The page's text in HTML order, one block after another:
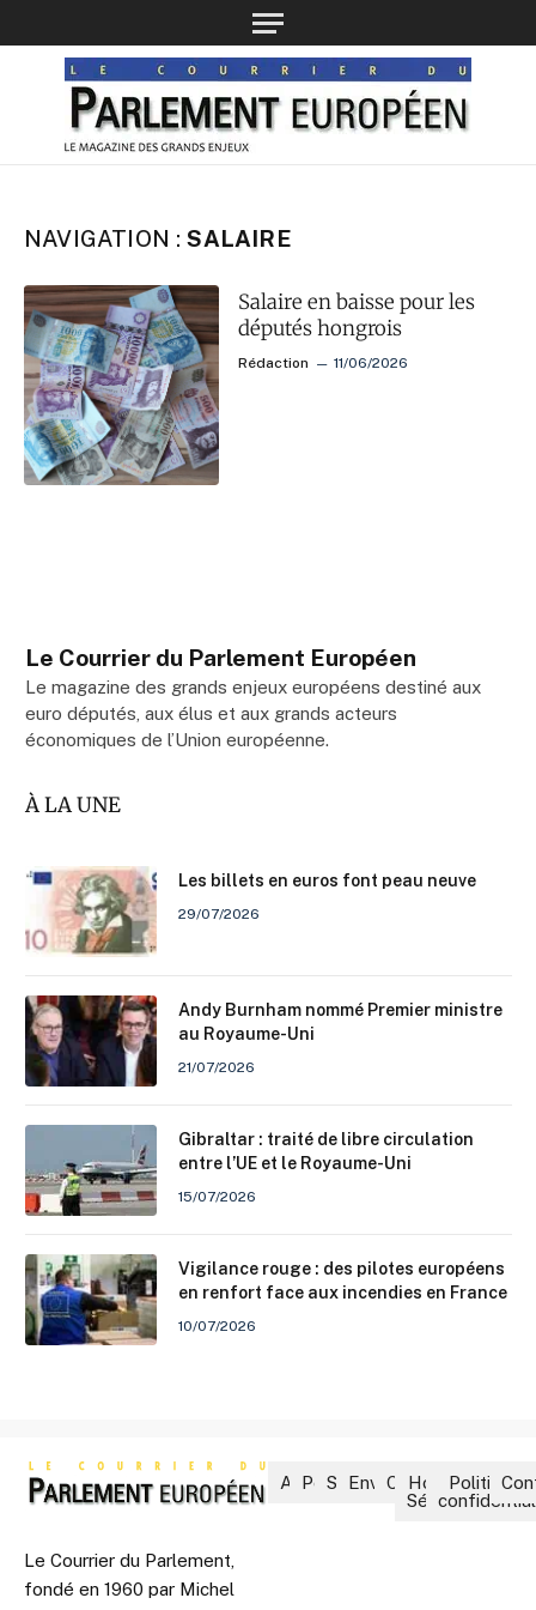
NAVIGATION :SALAIRE
Salaire en baisse pour les
députés hongrois
Rédaction 11/06/2026
Le Courrier du Parlement Européen
Le magazine des grands enjeux européens destiné aux
euro députés, aux élus et aux grands acteurs
économiques de l’Union européenne.
À LA UNE
Les billets en euros font peau neuve
29/07/2026
Andy Burnham nommé Premier ministre
au Royaume-Uni
21/07/2026
Gibraltar : traité de libre circulation
entre l’UE et le Royaume-Uni
15/07/2026
Vigilance rouge : des pilotes européens
en renfort face aux incendies en France
10/07/2026
Le Courrier du Parlement,
fondé en 1960 par Michel
Accueil
Politique
Société
Environnement
CultureHors-
Séries
Politique